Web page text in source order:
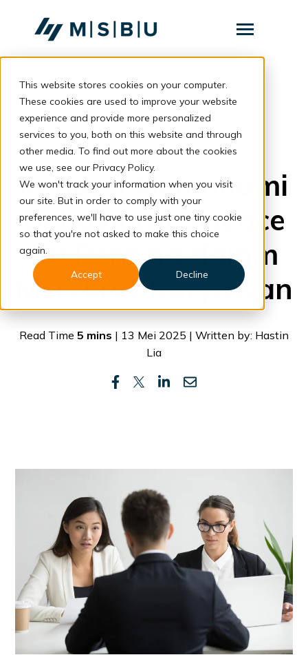
This website stores cookies on your computer.
These cookies are used to improve your website
experience and provide more personalized
services to you, both on this website and through
other media. To find out more about the cookies
we use, see our Privacy Policy.
We won't track your information when you visit
our site. But in order to comply with your
preferences, we'll have to use just one tiny cookie
so that you're not asked to make this choice
again.
Accept
Decline
Toggle
Layanan Toggle
children
Layanan
Komunitas
Tentang
Resources Toggle
children
Resources
Konsultasi
back to blog
Hiring
Kenapa Memahami
Behavioral Science
Itu Penting dalam
Merekrut Karyawan
Read Time 5 mins | 13 Mei 2025 | Written by: Hastin
Lia